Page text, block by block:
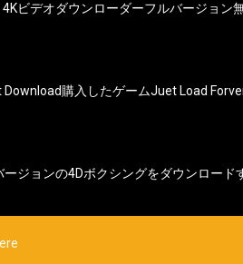
4Kビデオダウンローダーフルバージョン
Download購入したゲームjuet Load
ージョンの4Dボクシングをダウンロード